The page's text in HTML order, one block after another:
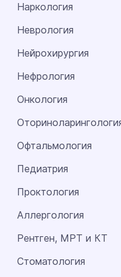
Наркология
Неврология
Нейрохирургия
Нефрология
Онкология
Офтальмология
Педиатрия
Проктология
Аллергология
Рентген, МРТ и КТ
Стоматология